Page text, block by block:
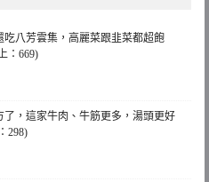
吃八芳雲集，高麗菜跟韭菜都超飽
：669)
了，這家牛肉、牛筋更多，湯頭更好
298)